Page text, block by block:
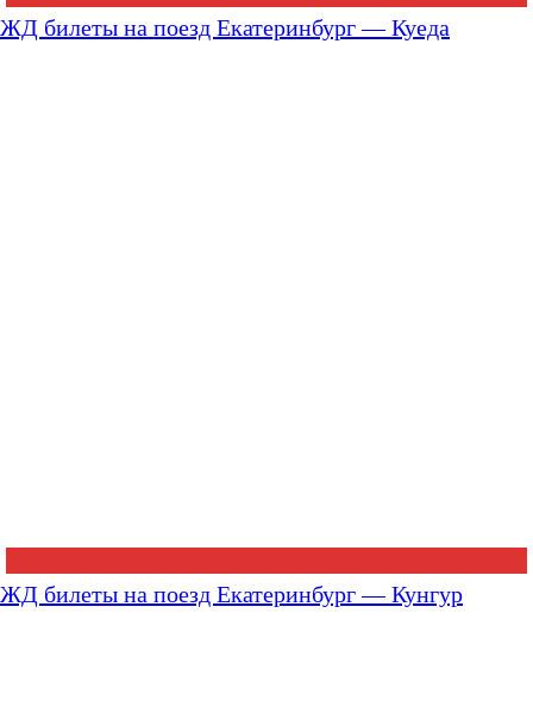
ЖД билеты на поезд Екатеринбург — Куеда
ЖД билеты на поезд Екатеринбург — Кунгур